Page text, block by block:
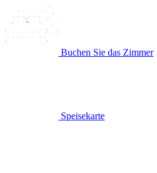
Buchen Sie das Zimmer
Speisekarte